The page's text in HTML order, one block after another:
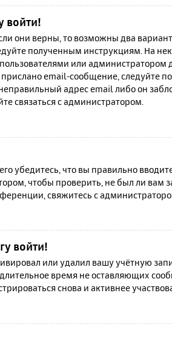
войти!
они верны, то возможны два
полученным инструкциям. На
или администратором
email-сообщение, следуйте
адрес email либо он
связаться с администратором.
убедитесь, что вы правильно
чтобы проверить, не был ли вам
свяжитесь с
войти!
или удалил вашу учётную
время не оставляющих
снова и активнее